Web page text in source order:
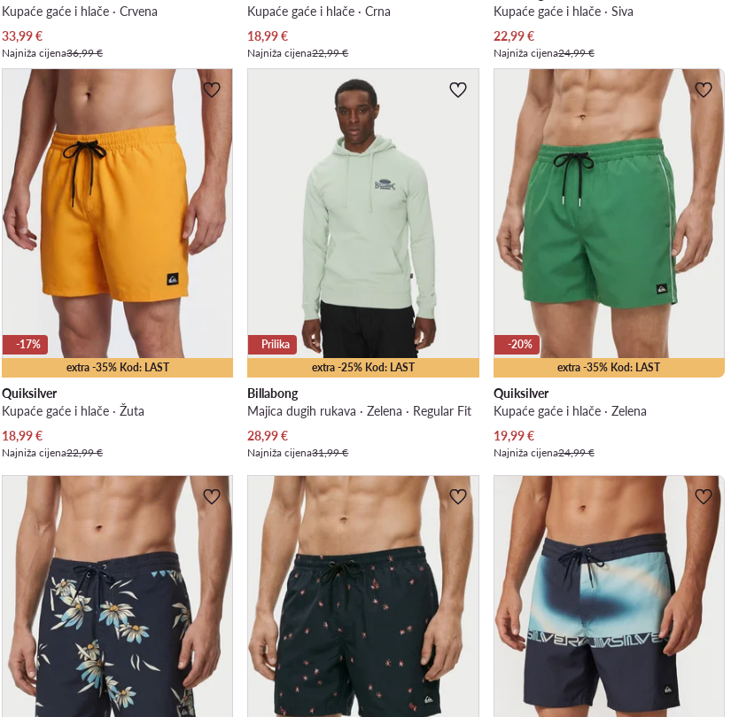
Kupaće gaće i hlače · Crvena
Trenutna cijena
33,99€
Najniža cijena36,99 €
Kupaće gaće i hlače · Crna
Trenutna cijena
18,99€
Najniža cijena22,99 €
Kupaće gaće i hlače · Siva
Trenutna cijena
22,99€
Najniža cijena24,99 €
extra -35% Kod: LAST
-17%
Quiksilver
Kupaće gaće i hlače · Žuta
Trenutna cijena
18,99€
Najniža cijena22,99 €
extra -25% Kod: LAST
Prilika
Billabong
Majica dugih rukava · Zelena · Regular Fit
Trenutna cijena
28,99€
Najniža cijena31,99 €
extra -35% Kod: LAST
-20%
Quiksilver
Kupaće gaće i hlače · Zelena
Trenutna cijena
19,99€
Najniža cijena24,99 €